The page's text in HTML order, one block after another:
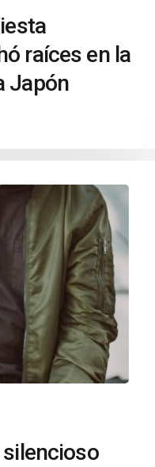
raíces en la
Japón